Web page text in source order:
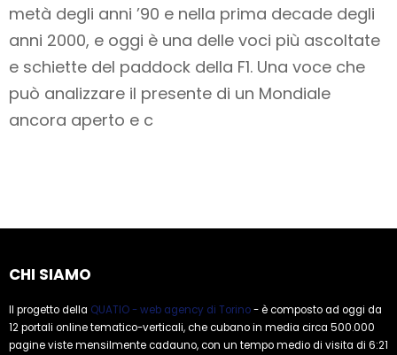
metà degli anni ’90 e nella prima decade degli
anni 2000, e oggi è una delle voci più ascoltate
e schiette del paddock della F1. Una voce che
può analizzare il presente di un Mondiale
ancora aperto e c
CHI SIAMO
Il progetto della QUATIO - web agency di Torino- è composto ad oggi da
12 portali online tematico-verticali, che cubano in media circa 500.000
pagine viste mensilmente cadauno, con un tempo medio di visita di 6:21